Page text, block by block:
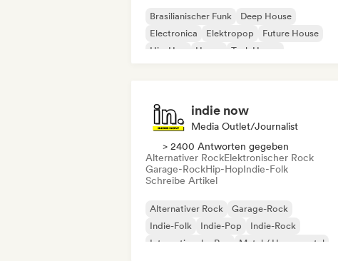
Brasilianischer Funk
Deep House
Electronica
Elektropop
Future House
Hip-Hop
House Tech House
indie now
Media Outlet/Journalist
> 2400 Antworten gegeben
Alternativer RockElektronischer Rock
Garage-RockHip-HopIndie-Folk
Schreibe Artikel
Alternativer Rock
Garage-Rock
Indie-Folk
Indie-Pop
Indie-Rock
Internationaler Rap
Metal / Heavy metal